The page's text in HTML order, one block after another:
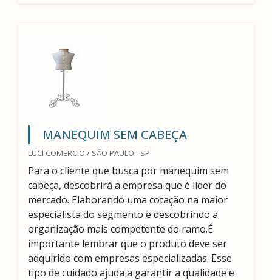
MANEQUIM SEM CABEÇA
LUCI COMERCIO / SÃO PAULO - SP
Para o cliente que busca por manequim sem
cabeça, descobrirá a empresa que é líder do
mercado. Elaborando uma cotação na maior
especialista do segmento e descobrindo a
organização mais competente do ramo.É
importante lembrar que o produto deve ser
adquirido com empresas especializadas. Esse
tipo de cuidado ajuda a garantir a qualidade e